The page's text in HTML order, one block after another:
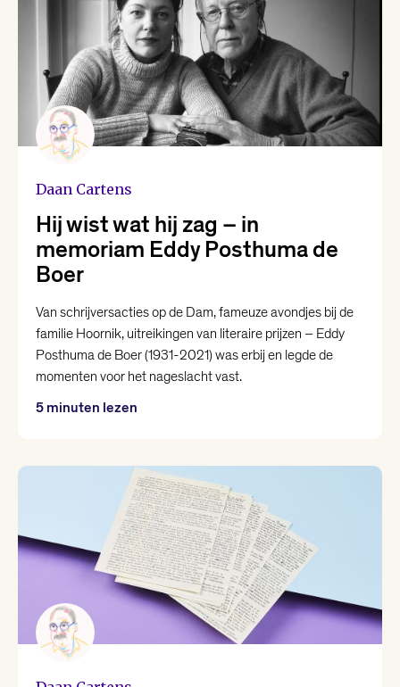
Daan Cartens
Hij wist wat hij zag – in
memoriam Eddy Posthuma de
Boer
Van schrijversacties op de Dam, fameuze avondjes bij de
familie Hoornik, uitreikingen van literaire prijzen – Eddy
Posthuma de Boer (1931-2021) was erbij en legde de
momenten voor het nageslacht vast.
5 minuten lezen